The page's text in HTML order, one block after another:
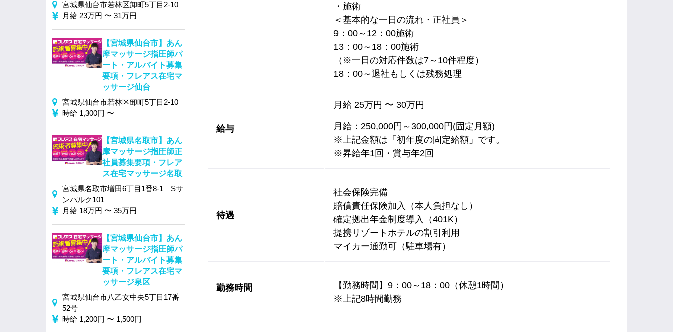
・施術
＜基本的な一日の流れ・正社員＞
9：00～12：00施術
13：00～18：00施術
（※一日の対応件数は7～10件程度）
18：00～退社もしくは残務処理
給与
月給 25万円 〜 30万円
月給：250,000円～300,000円(固定月額)
※上記金額は「初年度の固定給額」です。
※昇給年1回・賞与年2回
待遇
社会保険完備
賠償責任保険加入（本人負担なし）
確定拠出年金制度導入（401K）
提携リゾートホテルの割引利用
マイカー通勤可（駐車場有）
勤務時間
【勤務時間】9：00～18：00（休憩1時間）
※上記8時間勤務
宮城県仙台市若林区卸町5丁目2-10
月給 23万円 〜 31万円
【宮城県仙台市】あん
摩マッサージ指圧師パ
ート・アルバイト募集
要項・フレアス在宅マ
ッサージ仙台
宮城県仙台市若林区卸町5丁目2-10
時給 1,300円 〜
【宮城県名取市】あん
摩マッサージ指圧師正
社員募集要項・フレア
ス在宅マッサージ名取
宮城県名取市増田6丁目1番8-1 Sサ
ンパルク101
月給 18万円 〜 35万円
【宮城県仙台市】あん
摩マッサージ指圧師パ
ート・アルバイト募集
要項・フレアス在宅マ
ッサージ泉区
宮城県仙台市八乙女中央5丁目17番
52号
時給 1,200円 〜 1,500円